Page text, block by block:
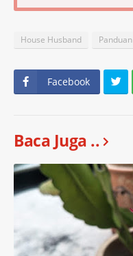
House Husband Panduan
Facebook
Baca Juga ..